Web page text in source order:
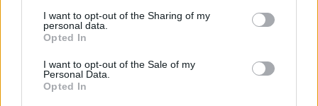
I want to opt-out of the Sharing of my
personal data.
Opted In
I want to opt-out of the Sale of my
Personal Data.
Opted In